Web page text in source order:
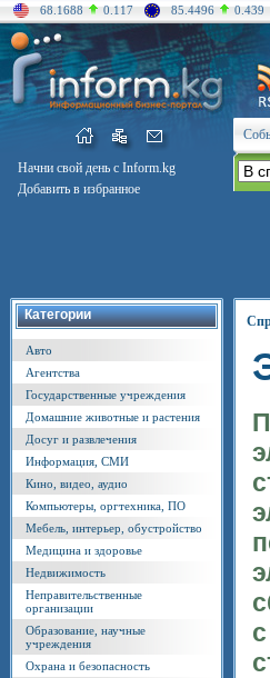
68.1688 0.117 85.4496 0.439
Начни свой день с Inform.kg
Добавить в избранное
Категории
Авто
Агентства
Государственные учреждения
Домашние животные и растения
Досуг и развлечения
Информация, СМИ
Кино, видео, аудио
Компьютеры, оргтехника, ПО
Мебель, интерьер, обустройство
Медицина и здоровье
Недвижимость
Неправительственные
организации
Образование, научные
учреждения
Охрана и безопасность